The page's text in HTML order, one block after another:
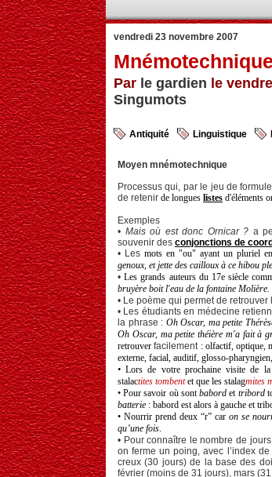
vendredi 23 novembre 2007
Mnémotechnique
Par le gardien le
Singumots
Antiquité Linguistique
Moyen mnémotechnique
Processus qui, par le jeu de
de retenir de longues listes d'éléments
Exemples
• Mais où est donc Ornicar ? a
souvenir des conjonctions de
• Lesmots en "ou" ayant un pluriel
genoux, et jette des cailloux à ce hibou
•Les grands auteurs du 17e siècle
bruyère boit l'eau de la fontaine Molière.
• Le poème qui permet de
• Les étudiants en médecine
la phrase : Oh Oscar, ma petite
Oh Oscar, ma petite théière m'a fait à
retrouver facilement : olfactif, optique,
externe, facial, auditif, glosso-
• Lors de votre prochaine visite de la
stalactites tombentet que les stalagmites
• Pour savoir où sontbabord et tribord
batterie : babord est alors à gauche et
•Nourrir prend deux “r” caron se
qu’une fois.
• Pour connaître le nombre de
on ferme un poing, avec l’index
creux (30 jours) de la base des
février (moins de 31 jours), mars